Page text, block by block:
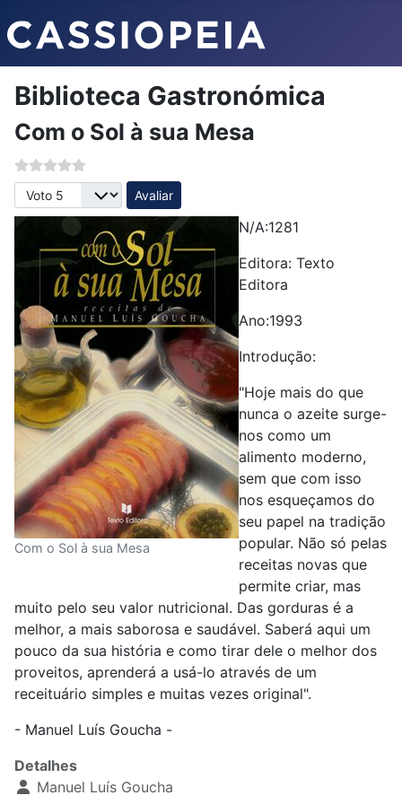
Biblioteca Gastronómica
Com o Sol à sua Mesa
Avalie, por favor
Com o Sol à sua Mesa
N/A:1281
Editora: Texto
Editora
Ano:1993
Introdução:
"Hoje mais do que
nunca o azeite surge-
nos como um
alimento moderno,
sem que com isso
nos esqueçamos do
seu papel na tradição
popular. Não só pelas
receitas novas que
permite criar, mas
muito pelo seu valor nutricional. Das gorduras é a
melhor, a mais saborosa e saudável. Saberá aqui um
pouco da sua história e como tirar dele o melhor dos
proveitos, aprenderá a usá-lo através de um
receituário simples e muitas vezes original".
- Manuel Luís Goucha -
Detalhes
Manuel Luís Goucha